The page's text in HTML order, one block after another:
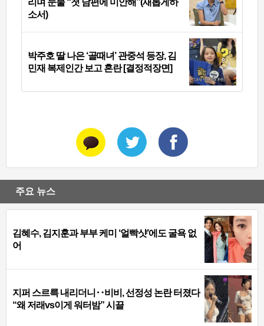
리며 눈물 “첫 남편에 미안해”(새롭게하
소서)
박주호 딸 나은 ‘골때녀’ 관중석 등장, 김
민재 복제인간 보고 혼란 [결정적장면]
주요 뉴스
김혜수, 김지훈과 부부 케미 ‘얼빡샷’에도 굴욕 없
어
지퍼 스르륵 내리더니‥비비, 선정성 논란 터졌다
“왜 저래vs이게 워터밤” 시끌